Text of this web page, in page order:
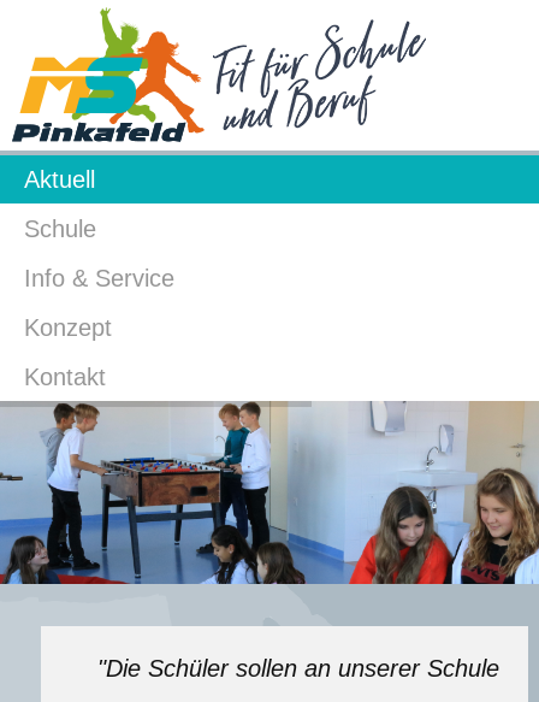
Aktuell
Schule
Info & Service
Konzept
Kontakt
"Die Schüler sollen an unserer Schule